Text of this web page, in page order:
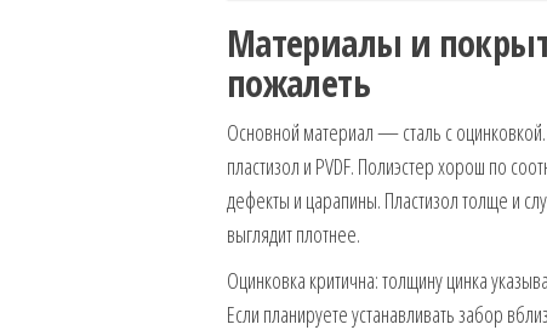
Материалы и
пожалеть
Основной материал — сталь с
пластизол и PVDF. Полиэстер хорош по
дефекты и царапины. Пластизол толще и
выглядит плотнее.
Оцинковка критична: толщину цинка
Если планируете устанавливать забор